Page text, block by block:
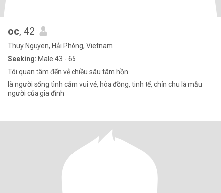
oc, 42
Thuy Nguyen, Hải Phòng, Vietnam
Seeking: Male 43 - 65
Tôi quan tâm đến vẻ chiều sâu tâm hồn
là người sống tình cảm vui vẻ, hòa đồng, tinh tế, chỉn chu là mẫu
người của gia đình